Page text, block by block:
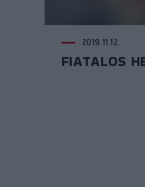
2019.11.12.
FIATALOS